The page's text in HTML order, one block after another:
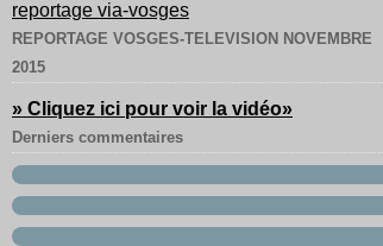
reportage via-vosges
REPORTAGE VOSGES-TELEVISION NOVEMBRE
2015
» Cliquez ici pour voir la vidéo»
Derniers commentaires